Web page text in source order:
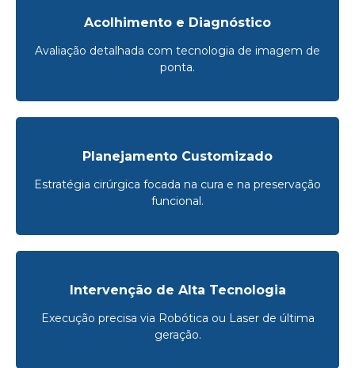
Acolhimento e Diagnóstico
Avaliação detalhada com tecnologia de imagem de
ponta.
Planejamento Customizado
Estratégia cirúrgica focada na cura e na preservação
funcional.
Intervenção de Alta Tecnologia
Execução precisa via Robótica ou Laser de última
geração.